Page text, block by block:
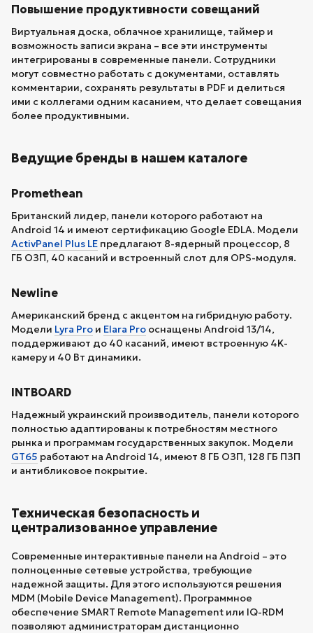
Повышение продуктивности совещаний
Виртуальная доска, облачное хранилище, таймер и
возможность записи экрана – все эти инструменты
интегрированы в современные панели. Сотрудники
могут совместно работать с документами, оставлять
комментарии, сохранять результаты в PDF и делиться
ими с коллегами одним касанием, что делает совещания
более продуктивными.
Ведущие бренды в нашем каталоге
Promethean
Британский лидер, панели которого работают на
Android 14 и имеют сертификацию Google EDLA. Модели
ActivPanel Plus LE предлагают 8-ядерный процессор, 8
ГБ ОЗП, 40 касаний и встроенный слот для OPS-модуля.
Newline
Американский бренд с акцентом на гибридную работу.
Модели Lyra Pro и Elara Pro оснащены Android 13/14,
поддерживают до 40 касаний, имеют встроенную 4K-
камеру и 40 Вт динамики.
INTBOARD
Надежный украинский производитель, панели которого
полностью адаптированы к потребностям местного
рынка и программам государственных закупок. Модели
GT65 работают на Android 14, имеют 8 ГБ ОЗП, 128 ГБ ПЗП
и антибликовое покрытие.
Техническая безопасность и
централизованное управление
Современные интерактивные панели на Android – это
полноценные сетевые устройства, требующие
надежной защиты. Для этого используются решения
MDM (Mobile Device Management). Программное
обеспечение SMART Remote Management или IQ-RDM
позволяют администраторам дистанционно